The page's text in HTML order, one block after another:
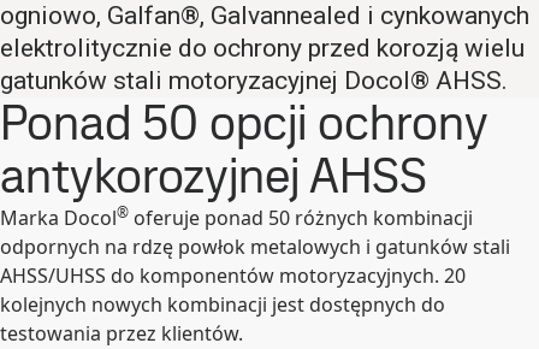
ogniowo, Galfan®, Galvannealed i cynkowanych
elektrolitycznie do ochrony przed korozją wielu
gatunków stali motoryzacyjnej Docol® AHSS.
Ponad 50 opcji ochrony
antykorozyjnej AHSS
Marka Docol® oferuje ponad 50 różnych kombinacji
odpornych na rdzę powłok metalowych i gatunków stali
AHSS/UHSS do komponentów motoryzacyjnych. 20
kolejnych nowych kombinacji jest dostępnych do
testowania przez klientów.